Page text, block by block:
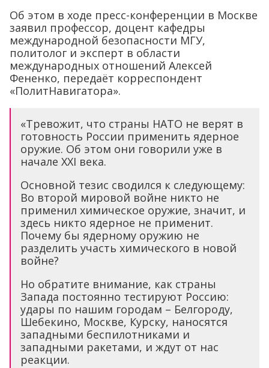
Об этом в ходе пресс-конференции в Москве
заявил профессор, доцент кафедры
международной безопасности МГУ,
политолог и эксперт в области
международных отношений Алексей
Фененко, передаёт корреспондент
«ПолитНавигатора».
«Тревожит, что страны НАТО не верят в
готовность России применить ядерное
оружие. Об этом они говорили уже в
начале XXI века.
Основной тезис сводился к следующему:
Во второй мировой войне никто не
применил химическое оружие, значит, и
здесь никто ядерное не применит.
Почему бы ядерному оружию не
разделить участь химического в новой
войне?
Но обратите внимание, как страны
Запада постоянно тестируют Россию:
удары по нашим городам – Белгороду,
Шебекино, Москве, Курску, наносятся
западными беспилотниками и
западными ракетами, и ждут от нас
реакции.